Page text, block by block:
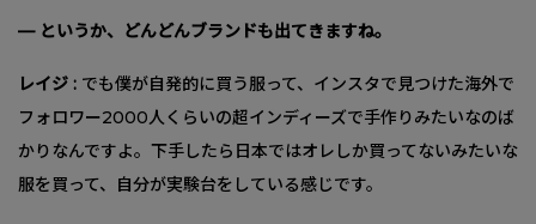
— というか、どんどんブランドも出てきますね。
レイジ : でも僕が自発的に買う服って、インスタで見つけた海外で
フォロワー2000人くらいの超インディーズで手作りみたいなのば
かりなんですよ。下手したら日本ではオレしか買ってないみたいな
服を買って、自分が実験台をしている感じです。